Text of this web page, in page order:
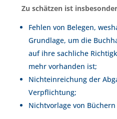
Zu schätzen ist
Fehlen von Belegen,
Grundlage, um die
auf ihre sachliche
mehr vorhanden ist;
Nichteinreichung der
Verpflichtung;
Nichtvorlage von